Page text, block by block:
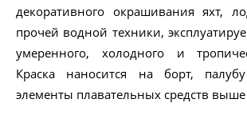
декоративного окрашивания яхт,
прочей водной техники,
умеренного, холодного и
Краска наносится на борт,
элементы плавательных средств